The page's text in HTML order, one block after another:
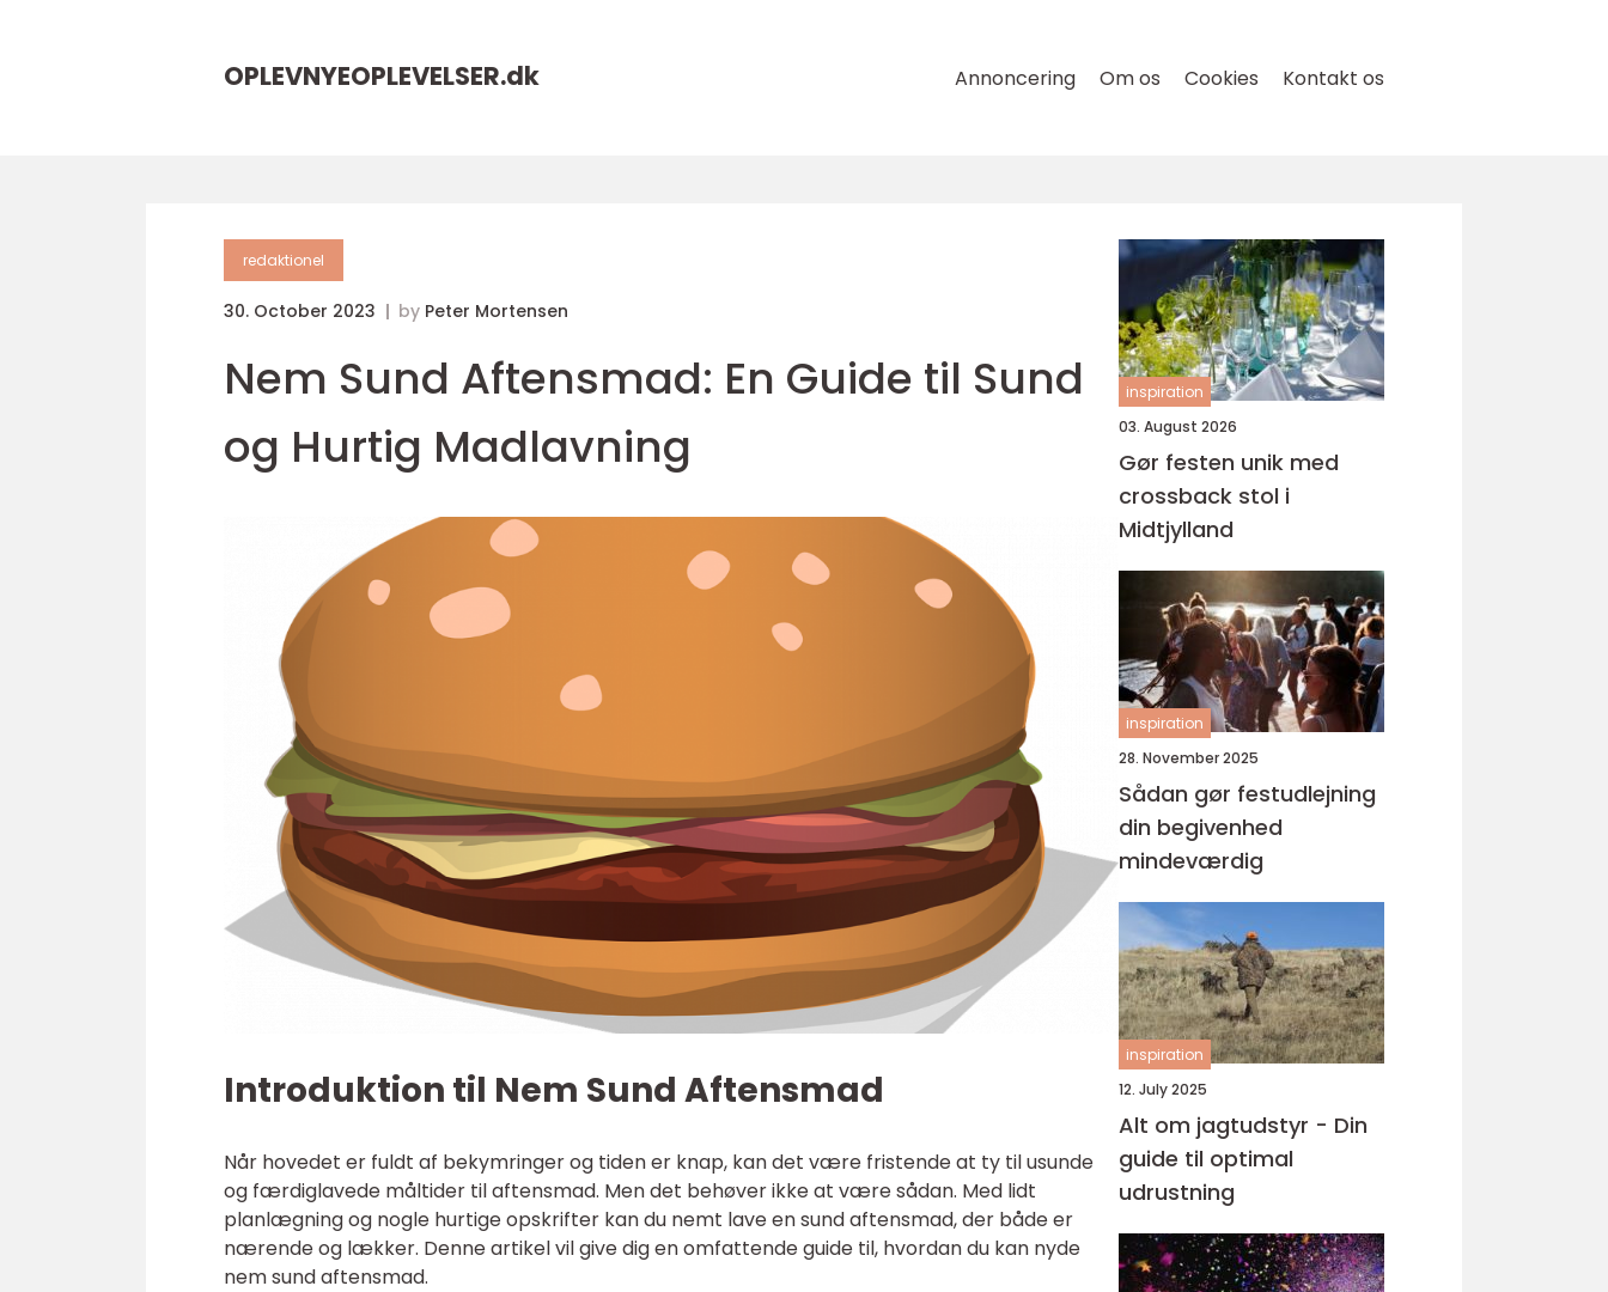
OPLEVNYEOPLEVELSER.dk Annoncering Om os Cookies Kontakt os
redaktionel
30. October 2023 by Peter Mortensen
Nem Sund Aftensmad: En Guide til Sund
og Hurtig Madlavning
Introduktion til Nem Sund Aftensmad
Når hovedet er fuldt af bekymringer og tiden er knap, kan det være fristende at ty til usunde
og færdiglavede måltider til aftensmad. Men det behøver ikke at være sådan. Med lidt
planlægning og nogle hurtige opskrifter kan du nemt lave en sund aftensmad, der både er
nærende og lækker. Denne artikel vil give dig en omfattende guide til, hvordan du kan nyde
nem sund aftensmad.
inspiration
03. August 2026
Gør festen unik med
crossback stol i
Midtjylland
inspiration
28. November 2025
Sådan gør festudlejning
din begivenhed
mindeværdig
inspiration
12. July 2025
Alt om jagtudstyr - Din
guide til optimal
udrustning